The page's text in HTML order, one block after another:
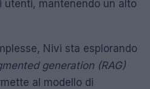
mantenendo un alto
Nivi sta esplorando
generation (RAG)
al modello di